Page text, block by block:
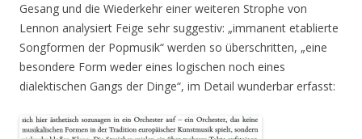
Gesang und die Wiederkehr einer weiteren Strophe von
Lennon analysiert Feige sehr suggestiv: „immanent etablierte
Songformen der Popmusik“ werden so überschritten, „eine
besondere Form weder eines logischen noch eines
dialektischen Gangs der Dinge“, im Detail wunderbar erfasst: